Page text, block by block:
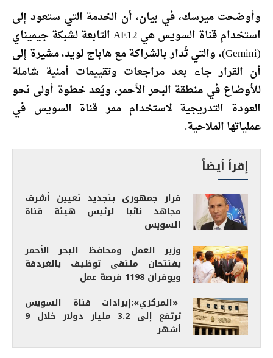
وأوضحت ميرسك، في بيان، أن الخدمة التي ستعود إلى
استخدام قناة السويس هي AE12 التابعة لشبكة جيميناي
(Gemini)، والتي تُدار بالشراكة مع هاباج لويد، مشيرة إلى
أن القرار جاء بعد مراجعات وتقييمات أمنية شاملة
للأوضاع في منطقة البحر الأحمر، ويُعد خطوة أولى نحو
العودة التدريجية لاستخدام ممر قناة السويس في
عملياتها الملاحية.
إقرأ أيضاً
قرار جمهورى بتجديد تعيين أشرف
مجاهد نائبا لرئيس هيئة قناة
السويس
وزير العمل ومحافظ البحر الأحمر
يفتتحان ملتقى توظيف بالغردقة
ويوفران 1198 فرصة عمل
«المركزي»:إيرادات قناة السويس
ترتفع إلى 3.2 مليار دولار خلال 9
أشهر